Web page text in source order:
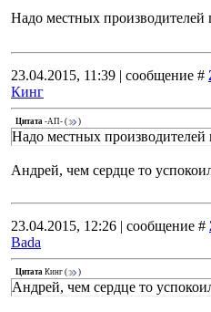
Надо местных
23.04.2015, 11:39 | сообщение #
Кинг
Цитата -АП- ( )
Надо местных производителей
Андрей, чем сердце то
23.04.2015, 12:26 | сообщение #
Bada
Цитата Кинг ( )
Андрей, чем сердце то